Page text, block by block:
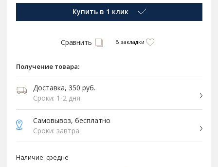
Купить в 1 клик
Сравнить В закладки
Получение товара:
Доставка, 350 руб.
Сроки: 1-2 дня
Самовывоз, бесплатно
Сроки: завтра
Наличие: средне